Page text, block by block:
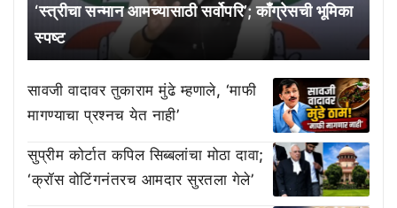
‘स्त्रीचा सन्मान आमच्यासाठी सर्वोपरि’; काँग्रेसची भूमिका
स्पष्ट
सावजी वादावर तुकाराम मुंढे म्हणाले, ‘माफी
मागण्याचा प्रश्नच येत नाही’
सुप्रीम कोर्टात कपिल सिब्बलांचा मोठा दावा;
‘क्रॉस वोटिंगनंतरच आमदार सुरतला गेले’